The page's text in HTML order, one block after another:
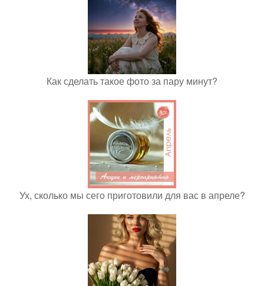
Как сделать такое фото за пару минут?
Ух, сколько мы сего приготовили для вас в апреле?